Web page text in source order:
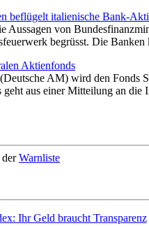
beflügelt italienische Bank-
Aussagen von
begrüsst. Die
Aktienfonds
AM) wird den Fonds
aus einer Mitteilung an die
derWarnliste